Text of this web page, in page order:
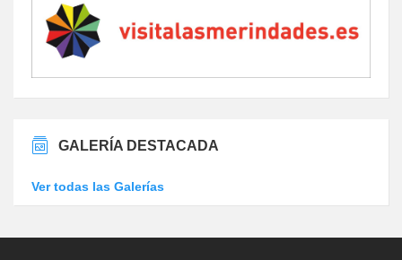
GALERÍA DESTACADA
Ver todas las Galerías